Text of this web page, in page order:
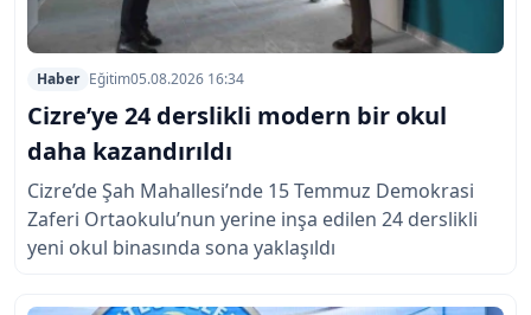
Haber Eğitim05.08.2026 16:34
Cizre’ye 24 derslikli modern bir okul
daha kazandırıldı
Cizre’de Şah Mahallesi’nde 15 Temmuz Demokrasi
Zaferi Ortaokulu’nun yerine inşa edilen 24 derslikli
yeni okul binasında sona yaklaşıldı